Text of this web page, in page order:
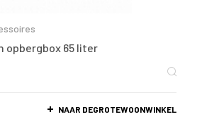
opbergbox 65 liter
NAAR DEGROTEWOONWINKEL